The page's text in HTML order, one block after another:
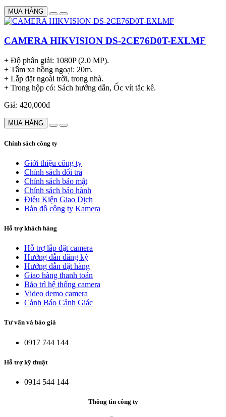
MUA HÀNG
CAMERA HIKVISION DS-2CE76D0T-EXLMF
+ Độ phân giải: 1080P (2.0 MP).
+ Tầm xa hồng ngoại: 20m.
+ Lắp đặt ngoài trời, trong nhà.
+ Trong hộp có: Sách hướng dẫn, Ốc vít tắc kê.
Giá: 420,000đ
MUA HÀNG
Chính sách công ty
Giới thiệu công ty
Chính sách đổi trả
Chính sách bảo mật
Chính sách bảo hành
Điều Kiện Giao Dịch
Bản đồ công ty Kamera
Hỗ trợ khách hàng
Hỗ trợ lắp đặt camera
Hướng đẫn đăng ký
Hướng dẫn đặt hàng
Giao hàng thanh toán
Bảo trì hệ thống camera
Video demo camera
Cảnh Báo Cảnh Giác
Tư vấn và báo giá
0917 744 144
Hỗ trợ kỹ thuật
0914 544 144
Thông tin công ty